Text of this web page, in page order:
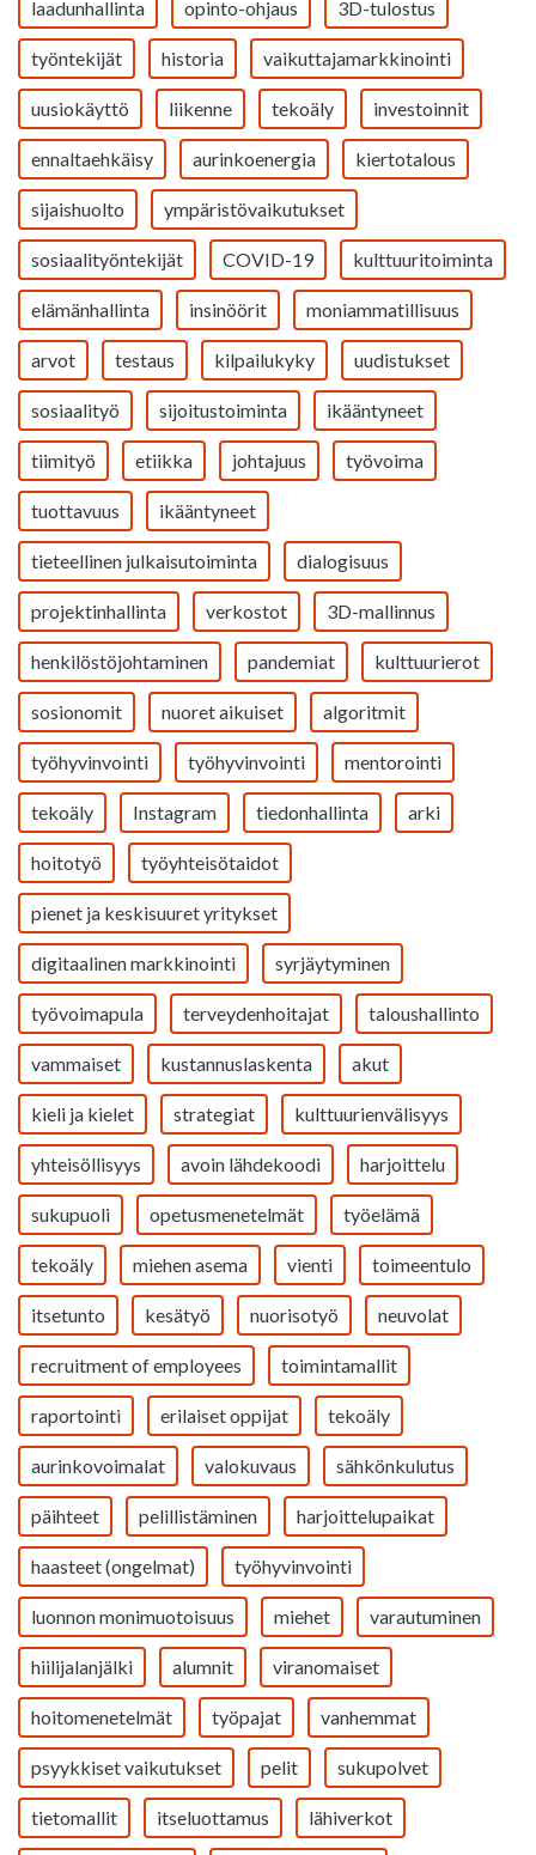
laadunhallinta opinto-ohjaus 3D-tulostus
työntekijät historia vaikuttajamarkkinointi
uusiokäyttö liikenne tekoäly investoinnit
ennaltaehkäisy aurinkoenergia kiertotalous
sijaishuolto ympäristövaikutukset
sosiaalityöntekijät COVID-19 kulttuuritoiminta
elämänhallinta insinöörit moniammatillisuus
arvot testaus kilpailukyky uudistukset
sosiaalityö sijoitustoiminta ikääntyneet
tiimityö etiikka johtajuus työvoima
tuottavuus ikääntyneet
tieteellinen julkaisutoiminta dialogisuus
projektinhallinta verkostot 3D-mallinnus
henkilöstöjohtaminen pandemiat kulttuurierot
sosionomit nuoret aikuiset algoritmit
työhyvinvointi työhyvinvointi mentorointi
tekoäly Instagram tiedonhallinta arki
hoitotyö työyhteisötaidot
pienet ja keskisuuret yritykset
digitaalinen markkinointi syrjäytyminen
työvoimapula terveydenhoitajat taloushallinto
vammaiset kustannuslaskenta akut
kieli ja kielet strategiat kulttuurienvälisyys
yhteisöllisyys avoin lähdekoodi harjoittelu
sukupuoli opetusmenetelmät työelämä
tekoäly miehen asema vienti toimeentulo
itsetunto kesätyö nuorisotyö neuvolat
recruitment of employees toimintamallit
raportointi erilaiset oppijat tekoäly
aurinkovoimalat valokuvaus sähkönkulutus
päihteet pelillistäminen harjoittelupaikat
haasteet (ongelmat) työhyvinvointi
luonnon monimuotoisuus miehet varautuminen
hiilijalanjälki alumnit viranomaiset
hoitomenetelmät työpajat vanhemmat
psyykkiset vaikutukset pelit sukupolvet
tietomallit itseluottamus lähiverkot